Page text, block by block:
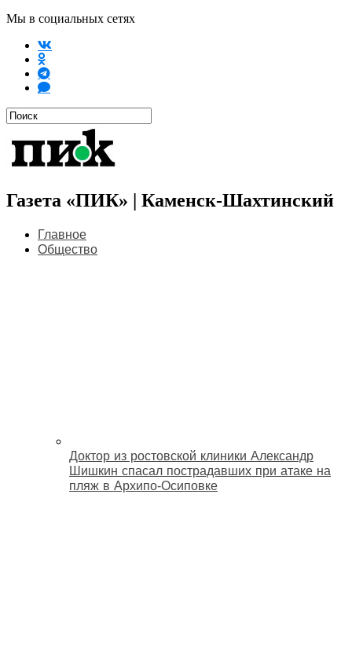
Мы в социальных сетях
Газета «ПИК» | Каменск-Шахтинский
Главное
Общество
Доктор из ростовской клиники Александр
Шишкин спасал пострадавших при атаке на
пляж в Архипо‑Осиповке